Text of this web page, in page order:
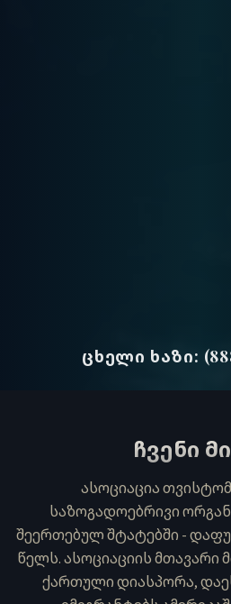
ᲪᲮᲔᲚᲘ ᲮᲐᲖᲘ:
ჩვენი
ასოციაცია
საზოგადოებრივი
შეერთებულ შტატებში -
წელს. ასოციაციის მთავარი
ქართული დიასპორა,